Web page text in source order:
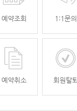
예약조회 1:1문의
예약취소 회원탈퇴